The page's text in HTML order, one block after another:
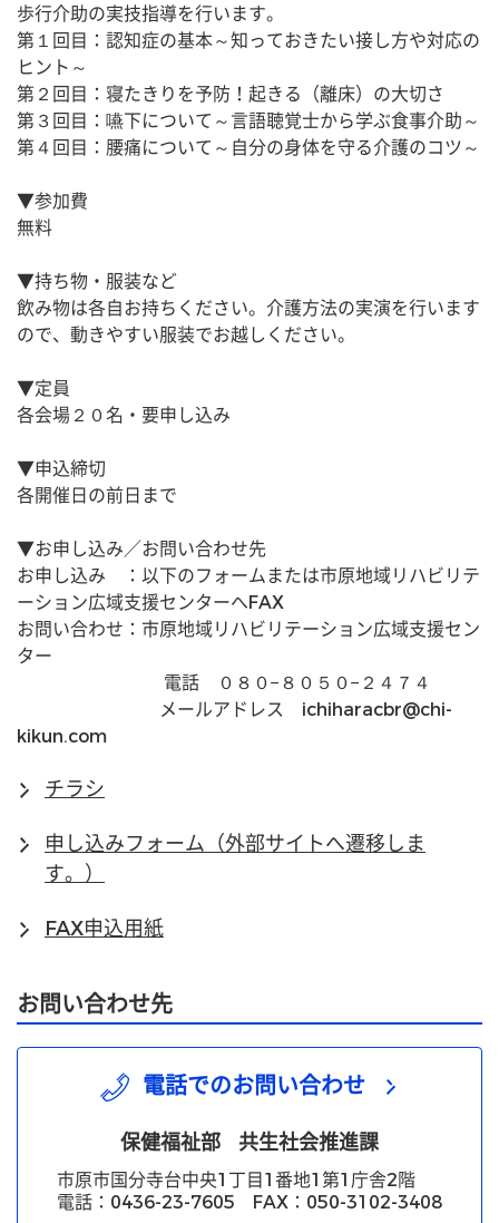
歩行介助の実技指導を行います。
第１回目：認知症の基本～知っておきたい接し方や対応の
ヒント～
第２回目：寝たきりを予防！起きる（離床）の大切さ
第３回目：嚥下について～言語聴覚士から学ぶ食事介助～
第４回目：腰痛について～自分の身体を守る介護のコツ～
▼参加費
無料
▼持ち物・服装など
飲み物は各自お持ちください。介護方法の実演を行います
ので、動きやすい服装でお越しください。
▼定員
各会場２０名・要申し込み
▼申込締切
各開催日の前日まで
▼お申し込み／お問い合わせ先
お申し込み　：以下のフォームまたは市原地域リハビリテ
ーション広域支援センターへFAX
お問い合わせ：市原地域リハビリテーション広域支援セン
ター
電話　０８０−８０５０−２４７４
kikun.com
チラシ
申し込みフォーム（外部サイトへ遷移しま
す。）
FAX申込用紙
お問い合わせ先
電話でのお問い合わせ
保健福祉部 共生社会推進課
市原市国分寺台中央1丁目1番地1第1庁舎2階
電話：0436-23-7605 FAX：050-3102-3408